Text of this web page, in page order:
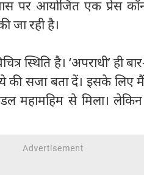
पर आयोजित एक प्रेस
जा रही है।
स्थिति है। ‘अपराधी’ ही
की सजा बता दें। इसके लिए
महामहिम से मिला।